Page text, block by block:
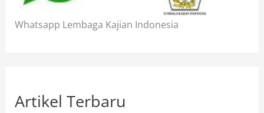
Whatsapp Lembaga Kajian Indonesia
Artikel Terbaru